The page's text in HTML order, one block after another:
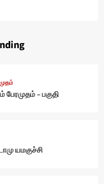
பேரமுதம் – பகுதி
யமகுச்சி